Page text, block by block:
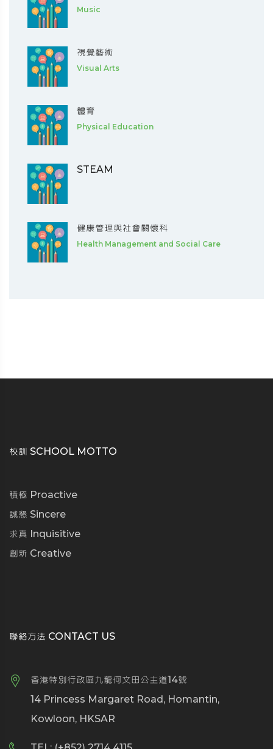
Music
視覺藝術
Visual Arts
體育
Physical Education
STEAM
健康管理與社會關懷科
Health Management and Social Care
校訓 SCHOOL MOTTO
積極 Proactive
誠懇 Sincere
求真 Inquisitive
創新 Creative
聯絡方法 CONTACT US
香港特別行政區九龍何文田公主道14號
14 Princess Margaret Road, Homantin,
Kowloon, HKSAR